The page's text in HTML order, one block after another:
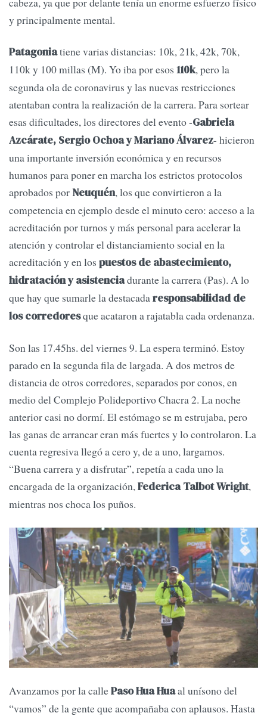
y principalmente mental.
Patagoniatiene varias distancias: 10k, 21k, 42k, 70k,
110k y 100 millas (M). Yo iba por esos 110k, pero la
segunda ola de coronavirus y las nuevas restricciones
atentaban contra la realización de la carrera. Para sortear
esas dificultades, los directores del evento -Gabriela
Azcárate, Sergio Ochoa y Mariano Álvarez- hicieron
una importante inversión económica y en recursos
humanos para poner en marcha los estrictos protocolos
aprobados porNeuquén, los que convirtieron a la
competencia en ejemplo desde el minuto cero: acceso a la
acreditación por turnos y más personal para acelerar la
atención y controlar el distanciamiento social en la
acreditación y en los puestos de abastecimiento,
hidratación y asistenciadurante la carrera (Pas). A lo
que hay que sumarle la destacadaresponsabilidad de
los corredoresque acataron a rajatabla cada ordenanza.
Son las 17.45hs. del viernes 9. La espera terminó. Estoy
parado en la segunda fila de largada. A dos metros de
distancia de otros corredores, separados por conos, en
medio del Complejo Polideportivo Chacra 2. La noche
anterior casi no dormí. El estómago se m estrujaba, pero
las ganas de arrancar eran más fuertes y lo controlaron. La
cuenta regresiva llegó a cero y, de a uno, largamos.
“Buena carrera y a disfrutar”, repetía a cada uno la
encargada de la organización,Federica Talbot Wright,
mientras nos choca los puños.
Avanzamos por la callePaso Hua Huaal unísono del
“vamos” de la gente que acompañaba con aplausos. Hasta